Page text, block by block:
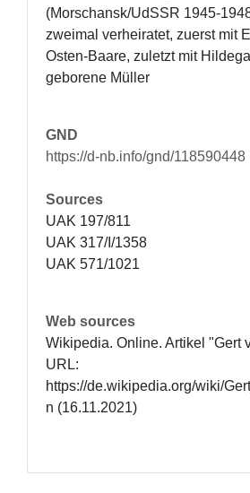
(Morschansk/UdSSR 1945-
zweimal verheiratet, zuerst mit
Osten-Baare, zuletzt mit
geborene Müller
GND
https://d-nb.info/gnd/118590448
Sources
UAK 197/811
UAK 317/I/1358
UAK 571/1021
Web sources
Wikipedia. Online. Artikel "Gert
URL:
https://de.wikipedia.org/wiki/
n (16.11.2021)